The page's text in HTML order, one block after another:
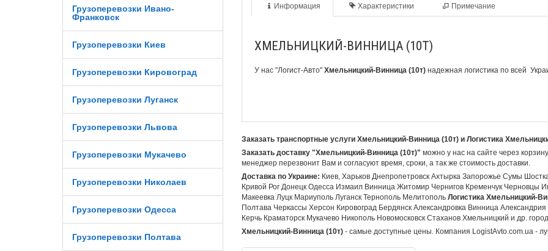
Грузоперевозки Ивано-
Франковск
Грузоперевозки Киев
Грузоперевозки Кировоград
Грузоперевозки Луганск
Грузоперевозки Львова
Грузоперевозки Мукачево
Грузоперевозки Николаев
Грузоперевозки Одесса
Грузоперевозки Полтава
Информация Характеристики Примечание
ХМЕЛЬНИЦКИЙ-ВИННИЦА (10Т)
У нас "Логист-Авто" Хмельницкий-Винница (10т) надежная логистика по всей
Заказать транспортные услуги Хмельницкий-Винница (10т) и Логистика
Заказать доставку "Хмельницкий-Винница (10т)" можно у нас на сайте через
менеджер перезвонит Вам и согласуют время, сроки, а так же стоимость доставки.
Доставка по Украине: Киев, Харьков Днепропетровск Ахтырка Запорожье Сумы
Кривой Рог Донецк Одесса Измаил Винница Житомир Чернигов Кременчук Черновцы
Макеевка Луцк Мариуполь Луганск Тернополь Мелитополь Логистика Хмельницкий-
Полтава Черкассы Херсон Кировоград Бердянск Александровка Винница
Керчь Краматорск Мукачево Никополь Новомосковск Стаханов Хмельницкий и др.
Хмельницкий-Винница (10т)- самые доступные цены. Компания LogistAvto.com.ua -